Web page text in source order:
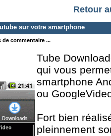
Retour
sur votre smartphone
de commentaire ...
Tube
qui vous
smartphone
ou
Fort bien
pleinnement